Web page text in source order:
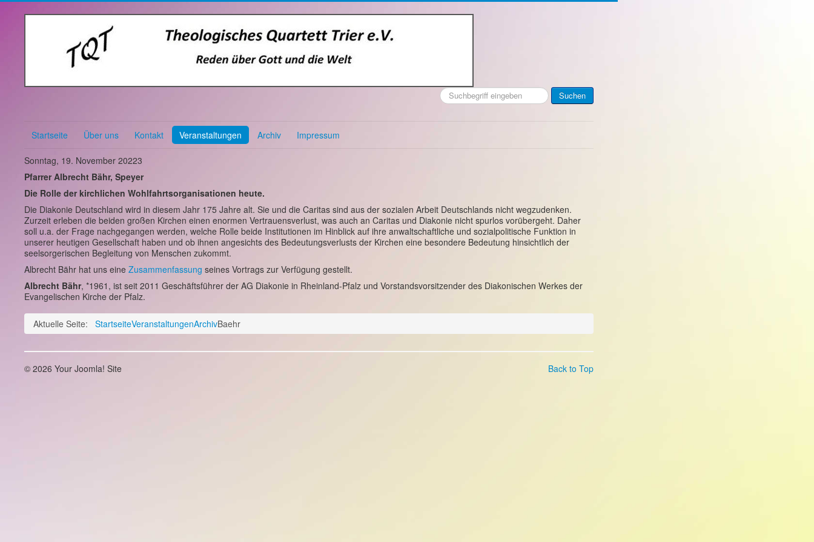
Suchen
...
Suchen
Startseite Über uns Kontakt Veranstaltungen Archiv Impressum
Sonntag, 19. November 20223
Pfarrer Albrecht Bähr, Speyer
Die Rolle der kirchlichen Wohlfahrtsorganisationen heute.
Die Diakonie Deutschland wird in diesem Jahr 175 Jahre alt. Sie und die Caritas sind aus der sozialen Arbeit Deutschlands nicht wegzudenken.
Zurzeit erleben die beiden großen Kirchen einen enormen Vertrauensverlust, was auch an Caritas und Diakonie nicht spurlos vorübergeht. Daher
soll u.a. der Frage nachgegangen werden, welche Rolle beide Institutionen im Hinblick auf ihre anwaltschaftliche und sozialpolitische Funktion in
unserer heutigen Gesellschaft haben und ob ihnen angesichts des Bedeutungsverlusts der Kirchen eine besondere Bedeutung hinsichtlich der
seelsorgerischen Begleitung von Menschen zukommt.
Albrecht Bähr hat uns eine Zusammenfassung seines Vortrags zur Verfügung gestellt.
Albrecht Bähr, *1961, ist seit 2011 Geschäftsführer der AG Diakonie in Rheinland-Pfalz und Vorstandsvorsitzender des Diakonischen Werkes der
Evangelischen Kirche der Pfalz.
Aktuelle Seite: StartseiteVeranstaltungenArchivBaehr
Back to Top
© 2026 Your Joomla! Site